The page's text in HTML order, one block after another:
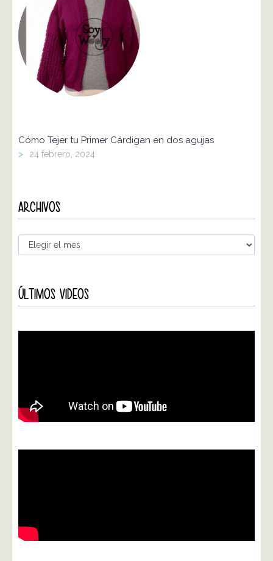
Cómo Tejer tu Primer Cárdigan en dos agujas
> 24 febrero, 2024
ARCHIVOS
ÚLTIMOS VIDEOS